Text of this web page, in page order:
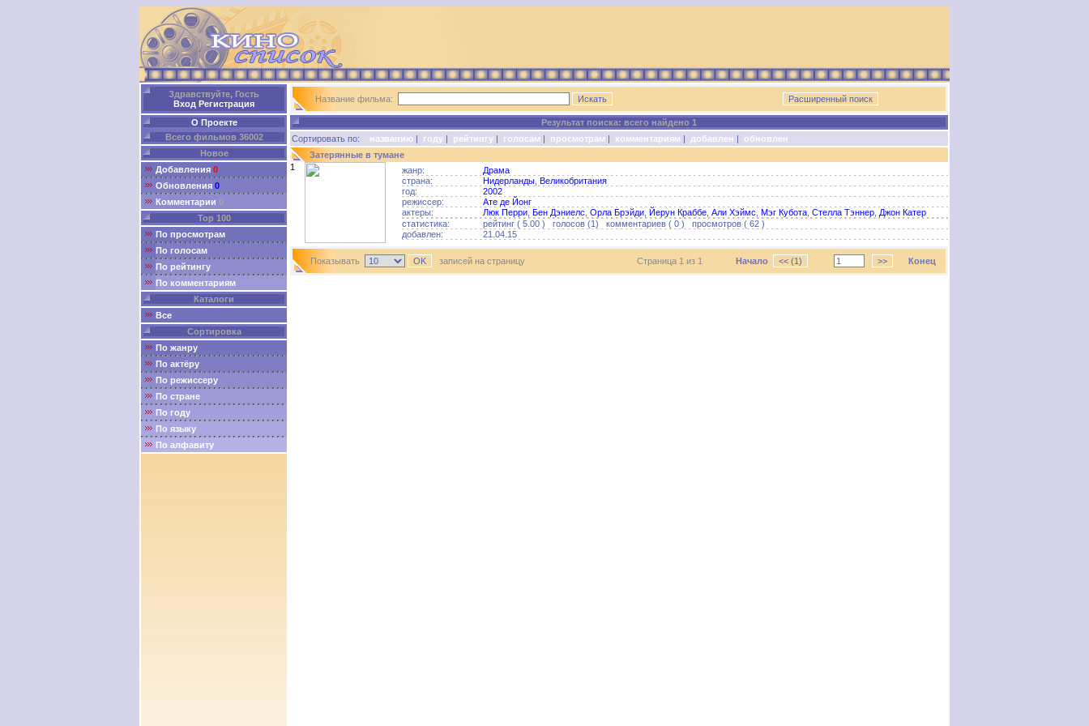
Здравствуйте, Гость
Вход Регистрация
О Проекте
Всего фильмов 36002
Новое
Добавления 0
Обновления 0
Комментарии 0
Top 100
По просмотрам
По голосам
По рейтингу
По комментариям
Каталоги
Все
Сортировка
По жанру
По актёру
По режиссеру
По стране
По году
По языку
По алфавиту
Название фильма:
Результат поиска: всего найдено 1
Сортировать по: названию | году | рейтингу | голосам | просмотрам | комментариям | добавлен | обновлен
Затерянные в тумане
1
жанр:
Драма
страна:
Нидерланды Великобритания
год:
2002
режиссер:
Ате де Йонг
актеры:
Люк Перри Бен Дэниелс Орла Брэйди Йерун Краббе Али Хэймс Мэг Кубота Стелла Тэннер Джон Катер
статистика:
рейтинг ( 5.00 ) голосов (1) комментариев ( 0 ) просмотров ( 62 )
добавлен:
21.04.15
Показывать записей на страницу Страница 1 из 1 Начало Конец